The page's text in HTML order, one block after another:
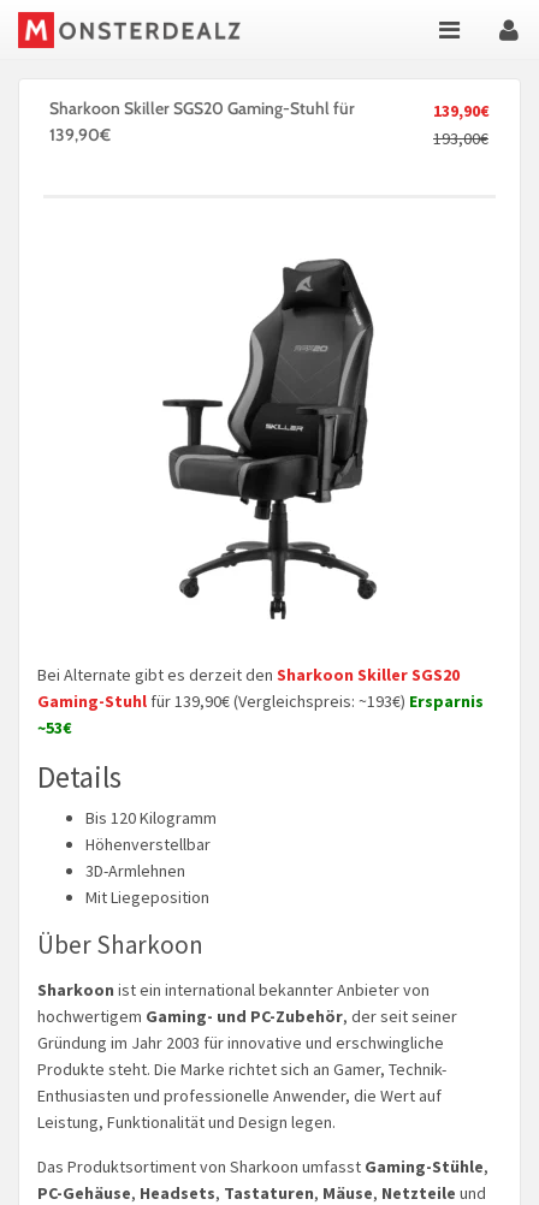
139,90€
193,00€
Sharkoon Skiller SGS20 Gaming-Stuhl für
139,90€
Bei Alternate gibt es derzeit den Sharkoon Skiller SGS20
Gaming-Stuhl für 139,90€ (Vergleichspreis: ~193€) Ersparnis
~53€
Details
Bis 120 Kilogramm
Höhenverstellbar
3D-Armlehnen
Mit Liegeposition
Über Sharkoon
Sharkoon ist ein international bekannter Anbieter von
hochwertigem Gaming- und PC-Zubehör, der seit seiner
Gründung im Jahr 2003 für innovative und erschwingliche
Produkte steht. Die Marke richtet sich an Gamer, Technik-
Enthusiasten und professionelle Anwender, die Wert auf
Leistung, Funktionalität und Design legen.
Das Produktsortiment von Sharkoon umfasst Gaming-Stühle,
PC-Gehäuse, Headsets, Tastaturen, Mäuse, Netzteile und